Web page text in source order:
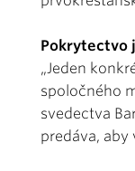
Pokrytectvo
„Jeden
spoločného
svedectva
predáva,